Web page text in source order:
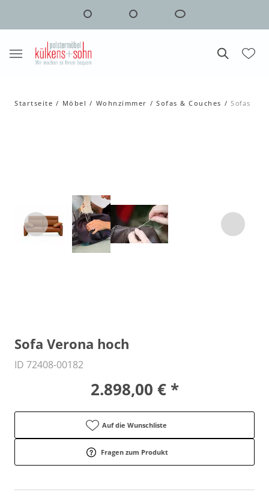
Startseite Möbel Wohnzimmer Sofas & Couches Sofas
Sofa Verona hoch
ID 72408-00182
2.898,00 € *
Auf die Wunschliste
Fragen zum Produkt